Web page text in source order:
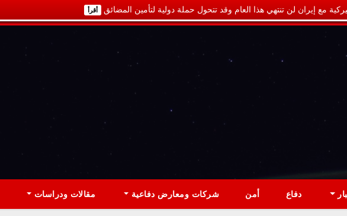
مع إيران لن تنتهي هذا العام وقد تتحول حملة دولية لتأمين المضائق أقرأ
دفاع أمن شركات ومعارض دفاعية مقالات ودراسات